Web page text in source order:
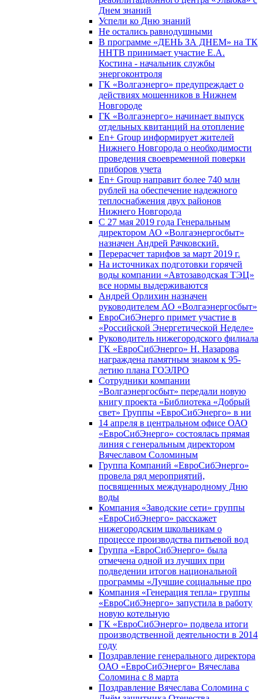
Днем знаний
Успели ко Дню знаний
Не остались равнодушными
В программе «ДЕНЬ ЗА ДНЕМ» на ТК
ННТВ принимает участие Е.А.
Костина - начальник службы
энергоконтроля
ГК «Волгаэнерго» предупреждает о
действиях мошенников в Нижнем
Новгороде
ГК «Волгаэнерго» начинает выпуск
отдельных квитанций на отопление
En+ Group информирует жителей
Нижнего Новгорода о необходимости
проведения своевременной поверки
приборов учета
En+ Group направит более 740 млн
рублей на обеспечение надежного
теплоснабжения двух районов
Нижнего Новгорода
С 27 мая 2019 года Генеральным
директором АО «Волгаэнергосбыт»
назначен Андрей Рачковский.
Перерасчет тарифов за март 2019 г.
На источниках подготовки горячей
воды компании «Автозаводская ТЭЦ»
все нормы выдерживаются
Андрей Орлихин назначен
руководителем АО «Волгаэнергосбыт»
ЕвроСибЭнерго примет участие в
«Российской Энергетической Неделе»
Руководитель нижегородского филиала
ГК «ЕвроСибЭнерго» Н. Назарова
награждена памятным знаком к 95-
летию плана ГОЭЛРО
Сотрудники компании
«Волгаэнергосбыт» передали новую
книгу проекта «Библиотека «Добрый
свет» Группы «ЕвроСибЭнерго» в ни
14 апреля в центральном офисе ОАО
«ЕвроСибЭнерго» состоялась прямая
линия с генеральным директором
Вячеславом Соломиным
Группа Компаний «ЕвроСибЭнерго»
провела ряд мероприятий,
посвященных международному Дню
воды
Компания «Заводские сети» группы
«ЕвроСибЭнерго» расскажет
нижегородским школьникам о
процессе производства питьевой вод
Группа «ЕвроСибЭнерго» была
отмечена одной из лучших при
подведении итогов национальной
программы «Лучшие социальные про
Компания «Генерация тепла» группы
«ЕвроСибЭнерго» запустила в работу
новую котельную
ГК «ЕвроСибЭнерго» подвела итоги
производственной деятельности в 2014
году
Поздравление генерального директора
ОАО «ЕвроСибЭнерго» Вячеслава
Соломина с 8 марта
Поздравление Вячеслава Соломина с